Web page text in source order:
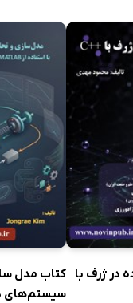
در ژرف با
کتاب مدل
سیستم‌های